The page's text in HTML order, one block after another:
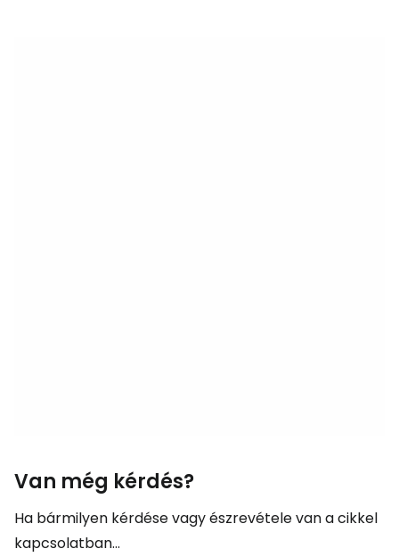
Van még kérdés?
Ha bármilyen kérdése vagy észrevétele van a cikkel
kapcsolatban...